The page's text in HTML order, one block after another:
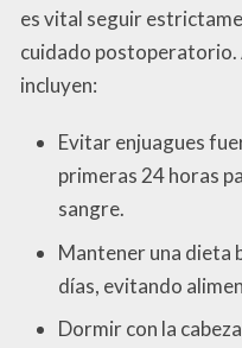
es vital seguir
cuidado postoperatorio.
incluyen:
Evitar enjuagues
primeras 24 horas
sangre.
Mantener una dieta
días, evitando
Dormir con la